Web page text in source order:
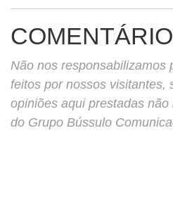
Não nos responsabilizamos
feitos por nossos visitantes,
opiniões aqui prestadas
do Grupo Bússulo